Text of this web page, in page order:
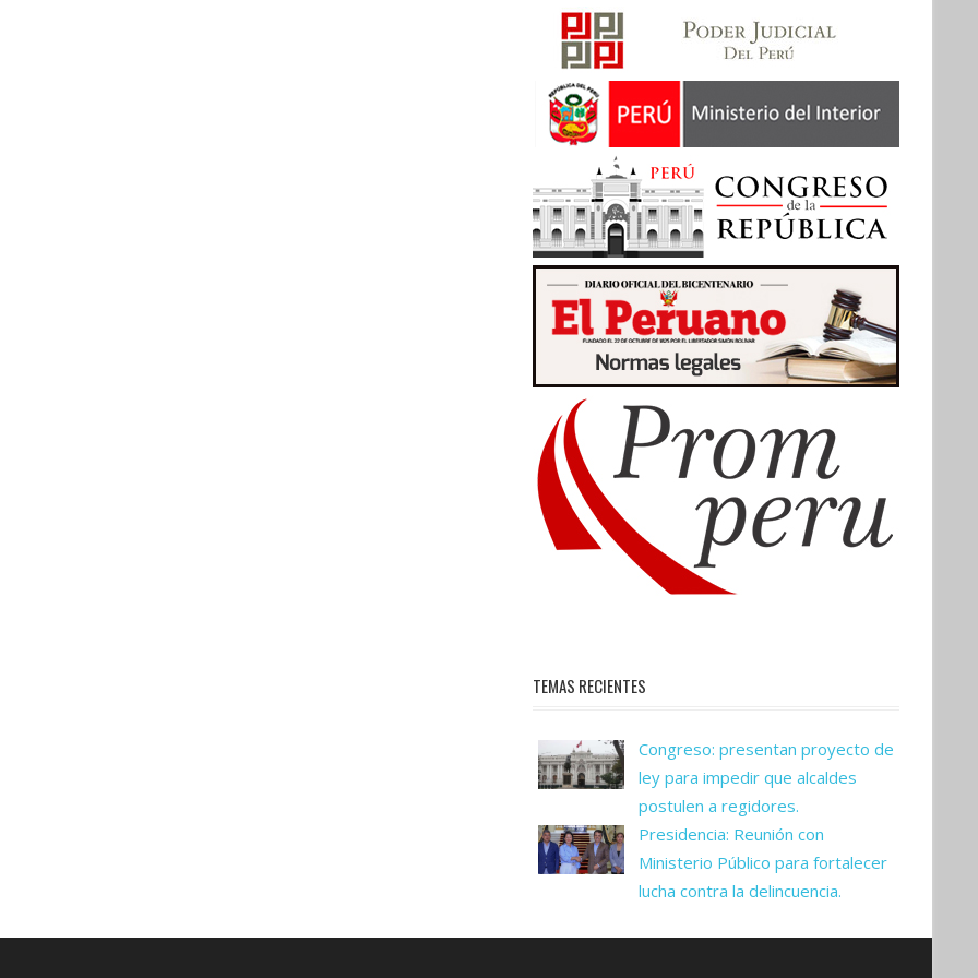
TEMAS RECIENTES
Congreso: presentan proyecto de
ley para impedir que alcaldes
postulen a regidores.
Presidencia: Reunión con
Ministerio Público para fortalecer
lucha contra la delincuencia.